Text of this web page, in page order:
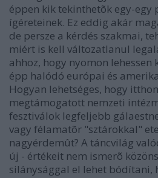
éppen kik tekinthetõk egy-egy
ígéreteinek. Ez eddig akár
de persze a kérdés szakmai,
miért is kell változatlanul
ahhoz, hogy nyomon lehessen
épp halódó európai és
Hogyan lehetséges, hogy
megtámogatott nemzeti
fesztiválok legfeljebb
vagy félamatõr "sztárokkal"
nagyérdemût? A táncvilág
új - értékeit nem ismerõ
silánysággal el lehet bódítani,